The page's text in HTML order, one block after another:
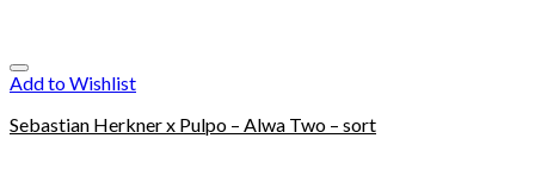
Add to Wishlist
Sebastian Herkner x Pulpo – Alwa Two – sort